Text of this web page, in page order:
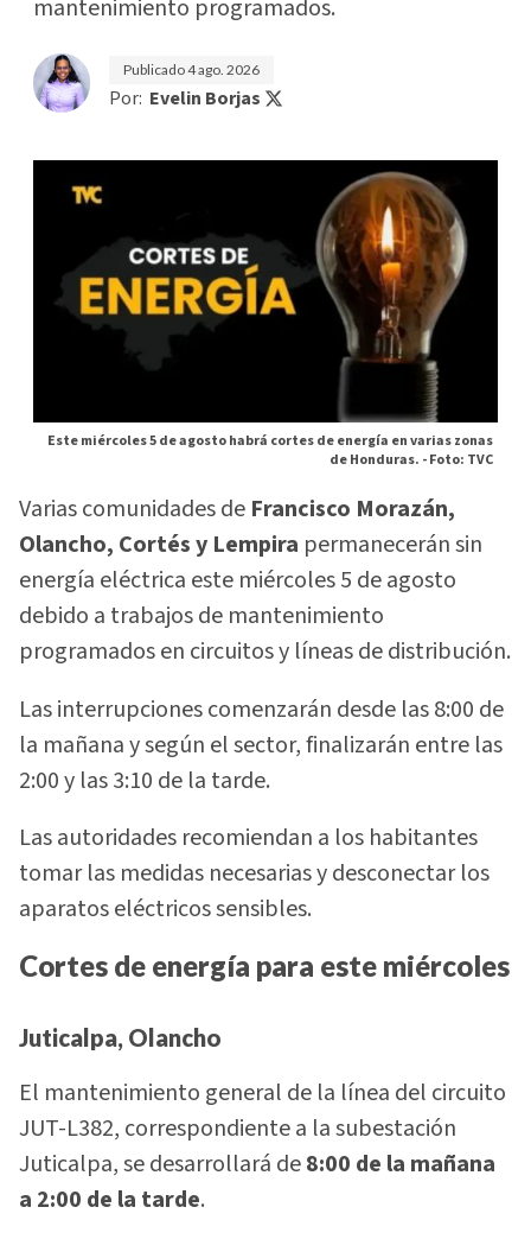
mantenimiento programados.
Publicado4 ago. 2026
Por: Evelin Borjas
Este miércoles 5 de agosto habrá cortes de energía en varias zonas
de Honduras. -Foto: TVC
Varias comunidades de Francisco Morazán,
Olancho, Cortés y Lempira permanecerán sin
energía eléctrica este miércoles 5 de agosto
debido a trabajos de mantenimiento
programados en circuitos y líneas de distribución.
Las interrupciones comenzarán desde las 8:00 de
la mañana y según el sector, finalizarán entre las
2:00 y las 3:10 de la tarde.
Las autoridades recomiendan a los habitantes
tomar las medidas necesarias y desconectar los
aparatos eléctricos sensibles.
Cortes de energía para este miércoles
Juticalpa, Olancho
El mantenimiento general de la línea del circuito
JUT-L382, correspondiente a la subestación
Juticalpa, se desarrollará de8:00 de la mañana
a 2:00 de la tarde.